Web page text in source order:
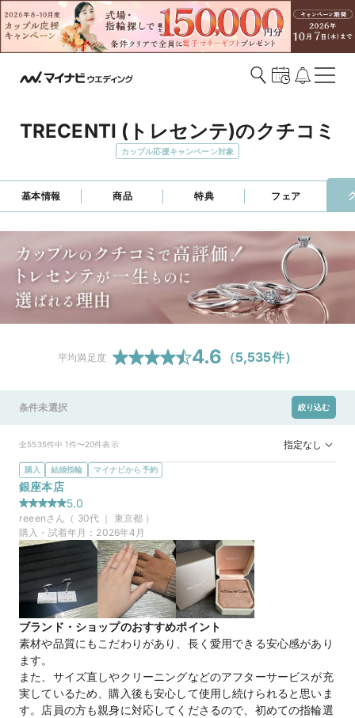
TRECENTI (トレセンテ)のクチコミ
カップル応援キャンペーン対象
基本情報 商品 特典 フェア
平均満足度 4.6 （5,535件）
条件未選択 絞り込む
全5535件中 1件〜20件表示 指定なし
購入 結婚指輪 マイナビから予約
銀座本店
5.0
reeenさん（ 30代 ｜ 東京都 ）
購入・試着年月： 2026年4月
ブランド・ショップのおすすめポイント
素材や品質にもこだわりがあり、長く愛用できる安心感があり
ます。
また、サイズ直しやクリーニングなどのアフターサービスが充
実しているため、購入後も安心して使用し続けられると思いま
す。店員の方も親身に対応してくださるので、初めての指輪選